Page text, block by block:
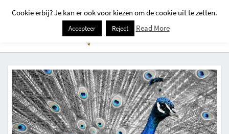
Cookie erbij? Je kan er ook voor kiezen om de cookie uit te zetten.
Accepteer Reject Read More